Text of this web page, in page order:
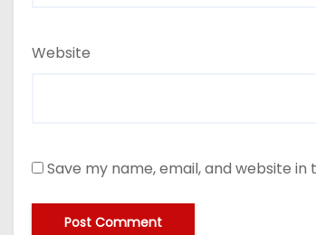
Website
Save my name, email, and website